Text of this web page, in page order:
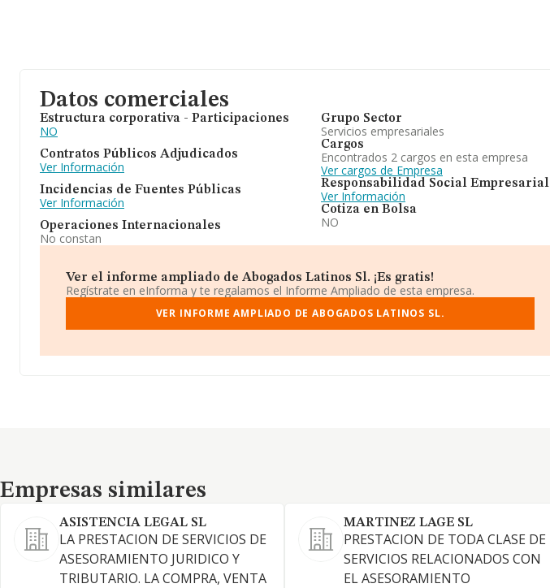
Datos comerciales
Estructura corporativa - Participaciones
NO
Contratos Públicos Adjudicados
Ver Información
Incidencias de Fuentes Públicas
Ver Información
Operaciones Internacionales
No constan
Grupo Sector
Servicios empresariales
Cargos
Encontrados 2 cargos en esta empresa
Ver cargos de Empresa
Responsabilidad Social Empresarial
Ver Información
Cotiza en Bolsa
NO
Ver el informe ampliado de Abogados Latinos Sl. ¡Es gratis!
Regístrate en eInforma y te regalamos el Informe Ampliado de esta empresa.
VER INFORME AMPLIADO DE ABOGADOS LATINOS SL.
Empresas similares
Empresas similares
ASISTENCIA LEGAL SL
LA PRESTACION DE SERVICIOS DE
ASESORAMIENTO JURIDICO Y
TRIBUTARIO. LA COMPRA, VENTA
MARTINEZ LAGE SL
PRESTACION DE TODA CLASE DE
SERVICIOS RELACIONADOS CON
EL ASESORAMIENTO